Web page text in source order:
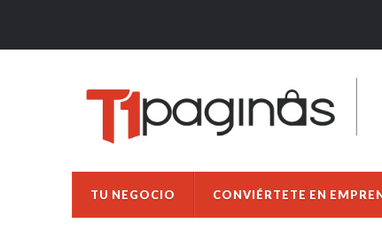
TU NEGOCIO CONVIÉRTETE EN